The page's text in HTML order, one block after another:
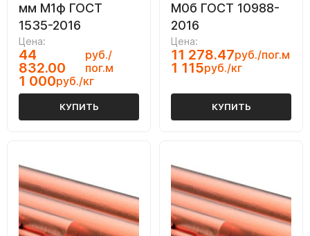
мм М1ф ГОСТ
1535-2016
Цена:
44
832.00
руб./
пог.м
1 000руб./кг
КУПИТЬ
М0б ГОСТ 10988-
2016
Цена:
11 278.47руб./пог.м
1 115руб./кг
КУПИТЬ